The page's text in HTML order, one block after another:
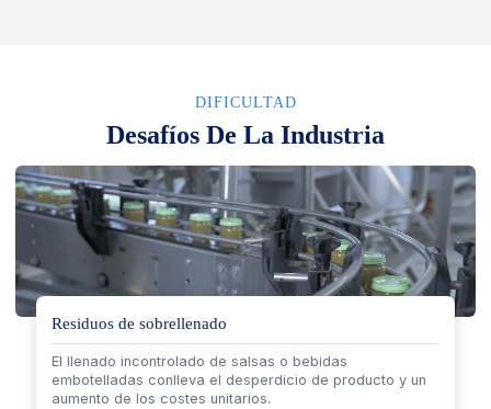
DIFICULTAD
Desafíos De La Industria
Residuos de sobrellenado
El llenado incontrolado de salsas o bebidas
embotelladas conlleva el desperdicio de producto y un
aumento de los costes unitarios.